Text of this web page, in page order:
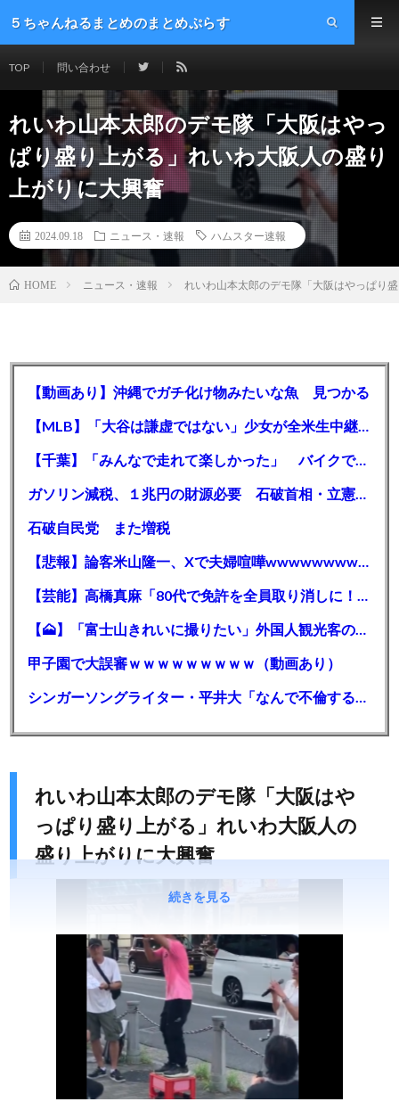
５ちゃんねるまとめのまとめぷらす
TOP 問い合わせ
れいわ山本太郎のデモ隊「大阪はやっ
ぱり盛り上がる」れいわ大阪人の盛り
上がりに大興奮
2024.09.18 ニュース・速報 ハムスター速報
HOME ニュース・速報 れいわ山本太郎のデモ隊「大阪はやっぱり
【動画あり】沖縄でガチ化け物みたいな魚 見つかる
【MLB】「大谷は謙虚ではない」少女が全米生中継で突然の大谷翔平批判 サイン無視された過去明かす
【千葉】「みんなで走れて楽しかった」 バイクでバースデー集団暴走 男女５７人を書類送検 SNSで参加者募る
ガソリン減税、１兆円の財源必要 石破首相・立憲野田氏「財源は死に物狂いで確保しなければならない」「本当に死に物狂いで」
石破自民党 また増税
【悲報】論客米山隆一、Xで夫婦喧嘩wwwwwwwwwwww
【芸能】高橋真麻「80代で免許を全員取り消しに！」 高齢ドライバーの事故問題で、高齢者の運転免許取り消し法を提案
【🗻】「富士山きれいに撮りたい」外国人観光客のレンタカー事故が急増…「ハンドルが逆で慣れず」、道の狭さも
甲子園で大誤審ｗｗｗｗｗｗｗｗｗ（動画あり）
シンガーソングライター・平井大「なんで不倫するか知ってる？妥協で結婚するからさ。」←浅すぎると大炎上
れいわ山本太郎のデモ隊「大阪はや
っぱり盛り上がる」れいわ大阪人の
盛り上がりに大興奮
続きを見る